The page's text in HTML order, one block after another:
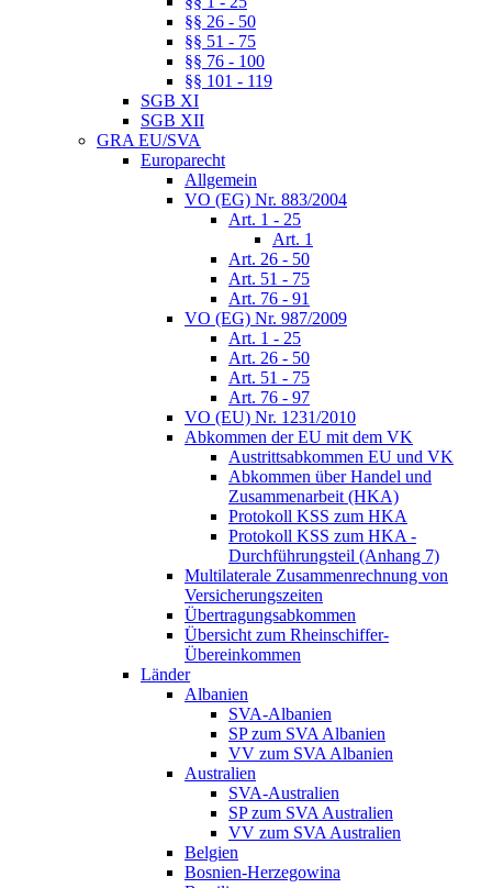
§§ 26 - 50
§§ 51 - 75
§§ 76 - 100
§§ 101 - 119
SGB XI
SGB XII
GRA EU/SVA
Europarecht
Allgemein
VO (EG) Nr. 883/2004
Art. 1 - 25
Art. 1
Art. 26 - 50
Art. 51 - 75
Art. 76 - 91
VO (EG) Nr. 987/2009
Art. 1 - 25
Art. 26 - 50
Art. 51 - 75
Art. 76 - 97
VO (EU) Nr. 1231/2010
Abkommen der EU mit dem VK
Austrittsabkommen EU und VK
Abkommen über Handel und
Zusammenarbeit (HKA)
Protokoll KSS zum HKA
Protokoll KSS zum HKA -
Durchführungsteil (Anhang 7)
Multilaterale Zusammenrechnung von
Versicherungszeiten
Übertragungsabkommen
Übersicht zum Rheinschiffer-
Übereinkommen
Länder
Albanien
SVA-Albanien
SP zum SVA Albanien
VV zum SVA Albanien
Australien
SVA-Australien
SP zum SVA Australien
VV zum SVA Australien
Belgien
Bosnien-Herzegowina